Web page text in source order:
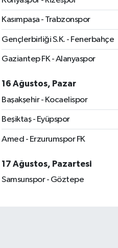
Kasımpaşa - Trabzonspor
Gençlerbirliği S.K. - Fenerbahçe
Gaziantep FK - Alanyaspor
16 Ağustos, Pazar
Başakşehir - Kocaelispor
Beşiktaş - Eyüpspor
Amed - Erzurumspor FK
17 Ağustos, Pazartesi
Samsunspor - Göztepe